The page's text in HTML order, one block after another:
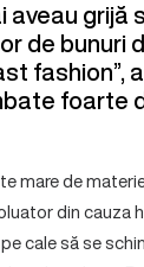
aveau grijă
de bunuri
foarte
mare de
din cauza
cale să se